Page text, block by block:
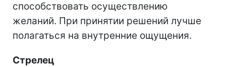
способствовать осуществлению
желаний. При принятии решений лучше
полагаться на внутренние ощущения.
Стрелец